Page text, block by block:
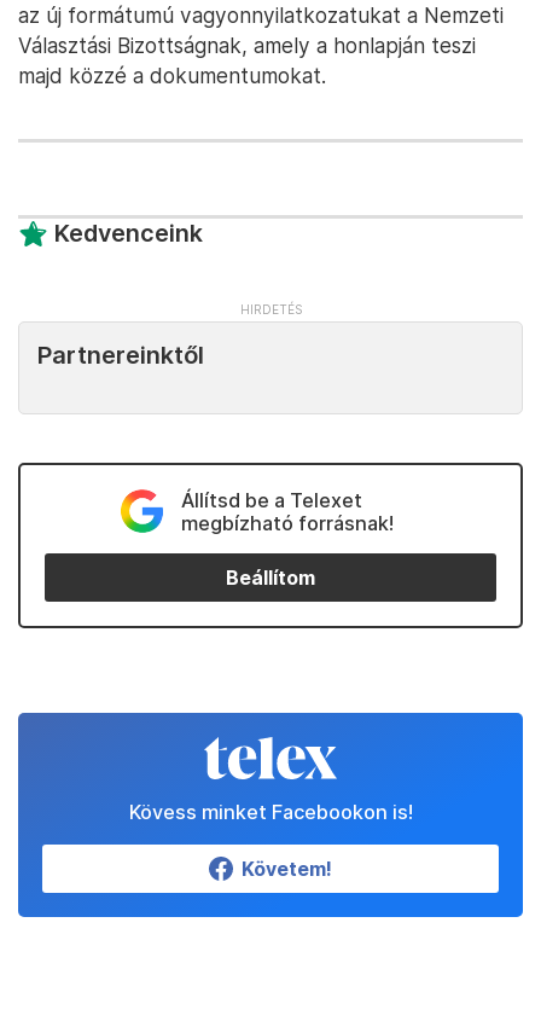
az új formátumú vagyonnyilatkozatukat a Nemzeti
Választási Bizottságnak, amely a honlapján teszi
majd közzé a dokumentumokat.
Kedvenceink
Partnereinktől
Állítsd be a Telexet
megbízható forrásnak!
Beállítom
Kövess minket Facebookon is!
Követem!